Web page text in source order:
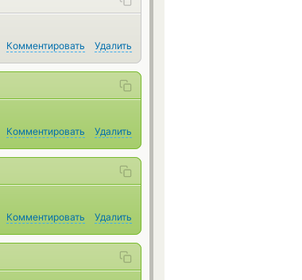
Комментировать
Удалить
Комментировать
Удалить
Комментировать
Удалить